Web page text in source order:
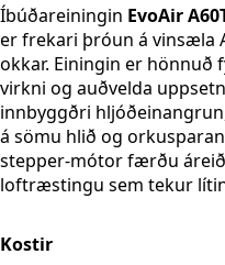
Íbúðareiningin EvoAir
er frekari þróun á vinsæla
okkar. Einingin er hönnuð
virkni og auðvelda
innbyggðri
á sömu hlið og
stepper-mótor færðu
loftræstingu sem tekur
Kostir